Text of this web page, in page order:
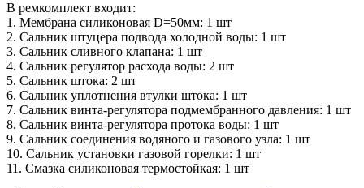
В ремкомплект входит:
1. Мембрана силиконовая D=50мм: 1 шт
2. Сальник штуцера подвода холодной воды: 1 шт
3. Сальник сливного клапана: 1 шт
4. Сальник регулятор расхода воды: 2 шт
5. Сальник штока: 2 шт
6. Сальник уплотнения втулки штока: 1 шт
7. Сальник винта-регулятора подмембранного давления: 1 шт
8. Сальник винта-регулятора протока воды: 1 шт
9. Сальник соединения водяного и газового узла: 1 шт
10. Сальник установки газовой горелки: 1 шт
11. Смазка силиконовая термостойкая: 1 шт